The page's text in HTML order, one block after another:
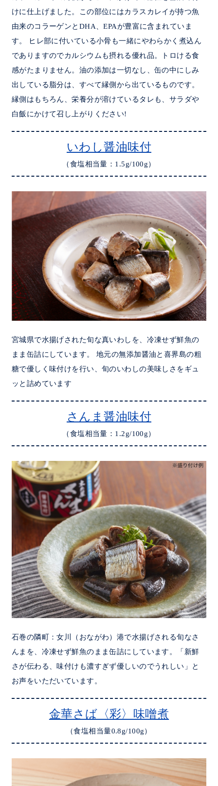
けに仕上げました。この部位にはカラスカレイが持つ魚
由来のコラーゲンとDHA、EPAが豊富に含まれていま
す。 ヒレ部に付いている小骨も一緒にやわらかく煮込ん
でありますのでカルシウムも摂れる優れ品。トロける食
感がたまりません。油の添加は一切なし、缶の中にしみ
出している脂分は、すべて縁側から出ているものです。
縁側はもちろん、栄養分が溶けているタレも、サラダや
白飯にかけて召し上がりください!
いわし醤油味付
（食塩相当量：1.5g/100g）
宮城県で水揚げされた旬な真いわしを、冷凍せず鮮魚の
まま缶詰にしています。 地元の無添加醤油と喜界島の粗
糖で優しく味付けを行い、旬のいわしの美味しさをギュ
ッと詰めています
さんま醤油味付
（食塩相当量：1.2g/100g）
石巻の隣町：女川（おながわ）港で水揚げされる旬なさ
んまを、冷凍せず鮮魚のまま缶詰にしています。「新鮮
さが伝わる、味付けも濃すぎず優しいのでうれしい」と
お声をいただいています。
金華さば〈彩〉味噌煮
（食塩相当量0.8g/100g）